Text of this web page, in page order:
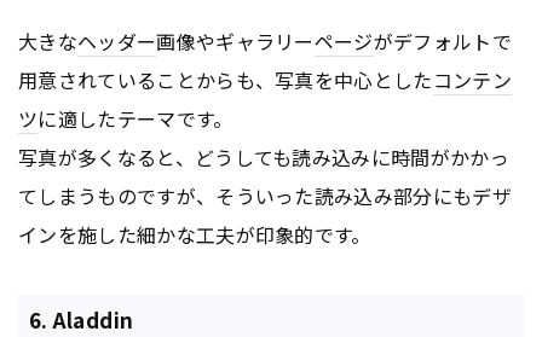
大きなヘッダー画像やギャラリーページがデフォルトで
用意されていることからも、写真を中心としたコンテン
ツに適したテーマです。
写真が多くなると、どうしても読み込みに時間がかかっ
てしまうものですが、そういった読み込み部分にもデザ
インを施した細かな工夫が印象的です。
6. Aladdin